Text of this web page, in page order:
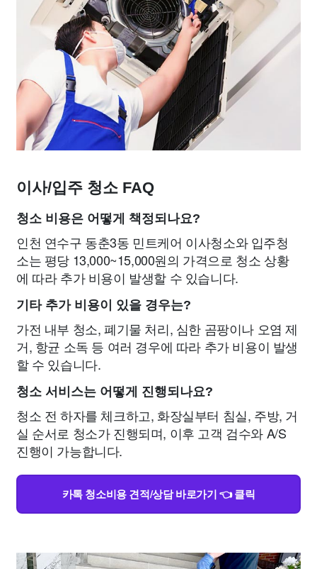
이사/입주 청소 FAQ
청소 비용은 어떻게 책정되나요?
인천 연수구 동춘3동 민트케어 이사청소와 입주청
소는 평당 13,000~15,000원의 가격으로 청소 상황
에 따라 추가 비용이 발생할 수 있습니다.
기타 추가 비용이 있을 경우는?
가전 내부 청소, 폐기물 처리, 심한 곰팡이나 오염 제
거, 항균 소독 등 여러 경우에 따라 추가 비용이 발생
할 수 있습니다.
청소 서비스는 어떻게 진행되나요?
청소 전 하자를 체크하고, 화장실부터 침실, 주방, 거
실 순서로 청소가 진행되며, 이후 고객 검수와 A/S
진행이 가능합니다.
카톡 청소비용 견적/상담 바로가기 👈 클릭